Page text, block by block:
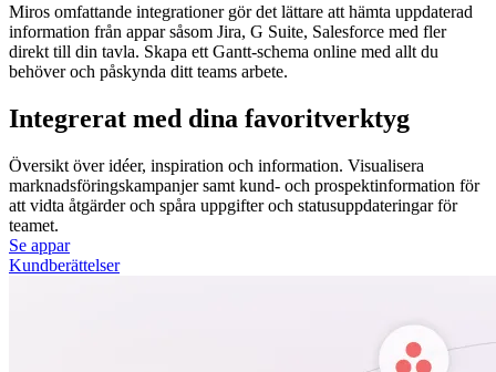
Miros omfattande integrationer gör det lättare att hämta uppdaterad
information från appar såsom Jira, G Suite, Salesforce med fler
direkt till din tavla. Skapa ett Gantt-schema online med allt du
behöver och påskynda ditt teams arbete.
Integrerat med dina favoritverktyg
Översikt över idéer, inspiration och information. Visualisera
marknadsföringskampanjer samt kund- och prospektinformation för
att vidta åtgärder och spåra uppgifter och statusuppdateringar för
teamet.
Se appar
Kundberättelser